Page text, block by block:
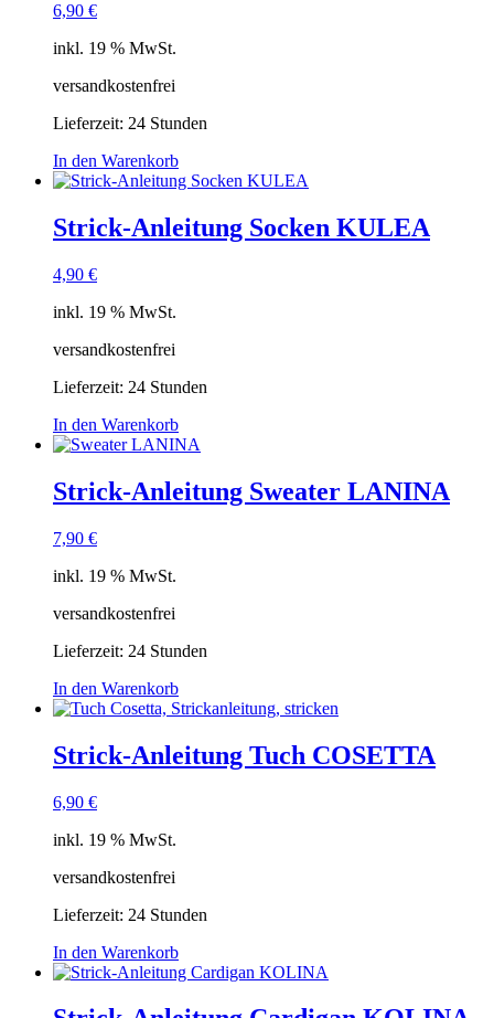
6,90 €
inkl. 19 % MwSt.
versandkostenfrei
Lieferzeit: 24 Stunden
In den Warenkorb
Strick-Anleitung Socken KULEA
4,90 €
inkl. 19 % MwSt.
versandkostenfrei
Lieferzeit: 24 Stunden
In den Warenkorb
Strick-Anleitung Sweater LANINA
7,90 €
inkl. 19 % MwSt.
versandkostenfrei
Lieferzeit: 24 Stunden
In den Warenkorb
Strick-Anleitung Tuch COSETTA
6,90 €
inkl. 19 % MwSt.
versandkostenfrei
Lieferzeit: 24 Stunden
In den Warenkorb